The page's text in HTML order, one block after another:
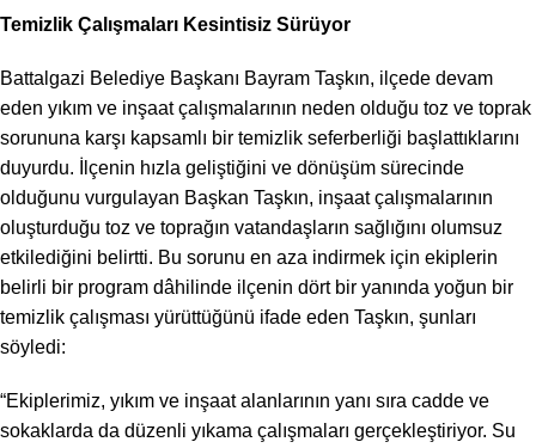
Temizlik Çalışmaları Kesintisiz Sürüyor
Battalgazi Belediye Başkanı Bayram Taşkın, ilçede devam
eden yıkım ve inşaat çalışmalarının neden olduğu toz ve toprak
sorununa karşı kapsamlı bir temizlik seferberliği başlattıklarını
duyurdu. İlçenin hızla geliştiğini ve dönüşüm sürecinde
olduğunu vurgulayan Başkan Taşkın, inşaat çalışmalarının
oluşturduğu toz ve toprağın vatandaşların sağlığını olumsuz
etkilediğini belirtti. Bu sorunu en aza indirmek için ekiplerin
belirli bir program dâhilinde ilçenin dört bir yanında yoğun bir
temizlik çalışması yürüttüğünü ifade eden Taşkın, şunları
söyledi:
“Ekiplerimiz, yıkım ve inşaat alanlarının yanı sıra cadde ve
sokaklarda da düzenli yıkama çalışmaları gerçekleştiriyor. Su